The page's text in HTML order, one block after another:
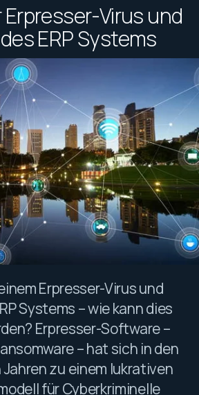
Virus und
ERP Systems
Erpresser-Virus und
Systems – wie kann dies
Erpresser-Software –
– hat sich in den
zu einem lukrativen
für Cyberkriminelle